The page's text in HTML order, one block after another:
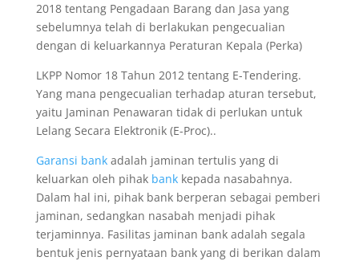
2018 tentang Pengadaan Barang dan Jasa yang
sebelumnya telah di berlakukan pengecualian
dengan di keluarkannya Peraturan Kepala (Perka)
LKPP Nomor 18 Tahun 2012 tentang E-Tendering.
Yang mana pengecualian terhadap aturan tersebut,
yaitu Jaminan Penawaran tidak di perlukan untuk
Lelang Secara Elektronik (E-Proc)..
Garansi bankadalah jaminan tertulis yang di
keluarkan oleh pihak bankkepada nasabahnya.
Dalam hal ini, pihak bank berperan sebagai pemberi
jaminan, sedangkan nasabah menjadi pihak
terjaminnya. Fasilitas jaminan bank adalah segala
bentuk jenis pernyataan bank yang di berikan dalam